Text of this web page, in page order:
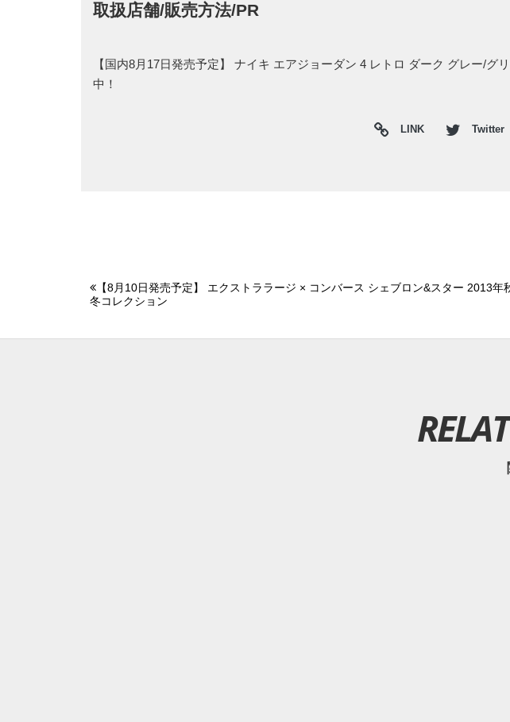
取扱店舗/販売方法/PR
【国内8月17日発売予定】 ナイキ エアジョーダン 4 レトロ ダーク グレー/
中！
LINK Twitter
【8月10日発売予定】 エクストララージ × コンバース シェブロン&スター 2013年
冬コレクション